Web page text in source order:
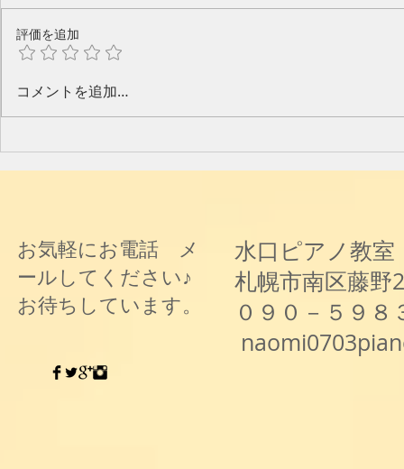
評価を追加
コメントを追加…
お気軽にお電話 メ
ールしてください♪
お待ちしています。
水口ピアノ教室
札幌市南区藤野
０９０－５９８